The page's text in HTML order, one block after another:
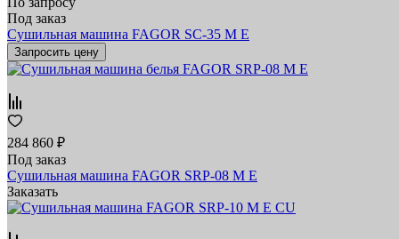
Под заказ
Сушильная машина FAGOR SС-35 M E
Запросить цену
284 860 ₽
Под заказ
Сушильная машина FAGOR SRP-08 M E
Заказать